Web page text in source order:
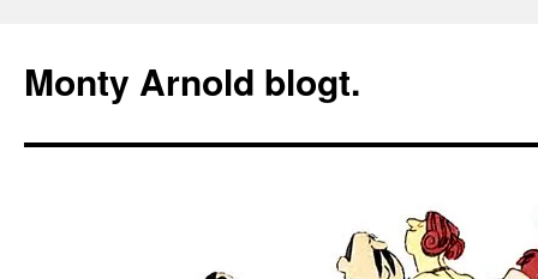
springen
Monty Arnold blogt.